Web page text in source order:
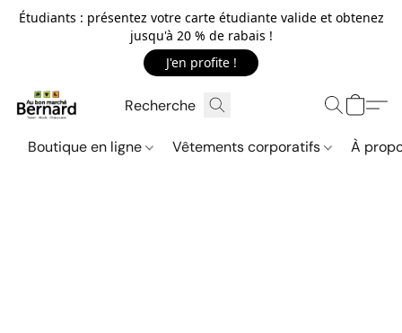
Étudiants : présentez votre carte étudiante valide et obtenez
jusqu'à 20 % de rabais !
J'en profite !
Boutique en ligne Vêtements corporatifs À